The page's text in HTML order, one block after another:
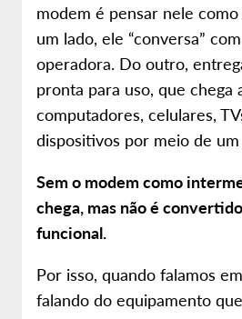
modem é pensar nele
um lado, ele “conversa”
operadora. Do outro,
pronta para uso, que chega
computadores, celulares,
dispositivos por meio de
Sem o modem como
chega, mas não é
funcional.
Por isso, quando falamos
falando do equipamento